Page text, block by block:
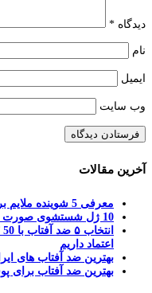
دیدگاه *
نام
ایمیل
وب‌ سایت
آخرین مقالات
معرفی 5 شوینده ملایم برای پوست های به شدت خشک
10 ژل شستشوی صورت برتر برای کنترل چربی پوست
اعتماد داریم
بهترین ضد آفتاب های
بهترین ضد آفتاب